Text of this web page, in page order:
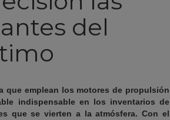
del
que emplean los motores de propulsión
indispensable en los inventarios de
que se vierten a la atmósfera. Con el